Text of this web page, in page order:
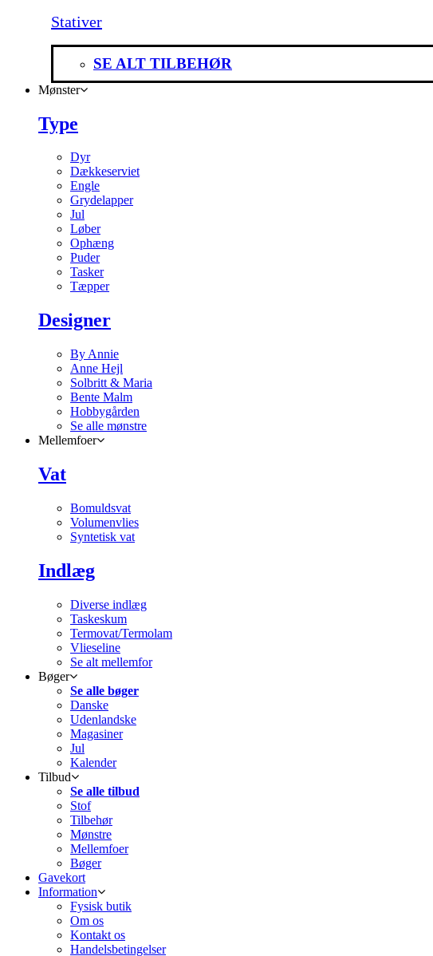
Stativer
SE ALT TILBEHØR
Mønster
Type
Dyr
Dækkeserviet
Engle
Grydelapper
Jul
Løber
Ophæng
Puder
Tasker
Tæpper
Designer
By Annie
Anne Hejl
Solbritt & Maria
Bente Malm
Hobbygården
Se alle mønstre
Mellemfoer
Vat
Bomuldsvat
Volumenvlies
Syntetisk vat
Indlæg
Diverse indlæg
Taskeskum
Termovat/Termolam
Vlieseline
Se alt mellemfor
Bøger
Se alle bøger
Danske
Udenlandske
Magasiner
Jul
Kalender
Tilbud
Se alle tilbud
Stof
Tilbehør
Mønstre
Mellemfoer
Bøger
Gavekort
Information
Fysisk butik
Om os
Kontakt os
Handelsbetingelser